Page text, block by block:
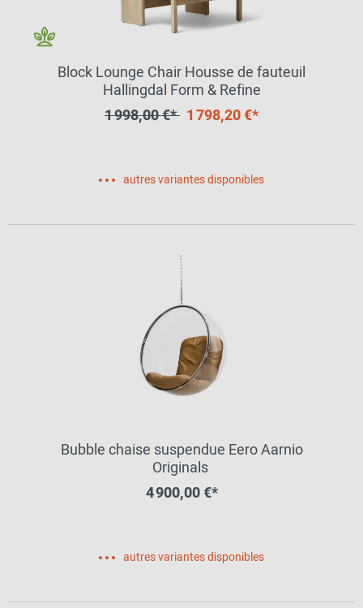
Block Lounge Chair Housse de fauteuil
Hallingdal Form & Refine
1 998,00 €* 1 798,20 €*
autres variantes disponibles
Bubble chaise suspendue Eero Aarnio
Originals
4 900,00 €*
autres variantes disponibles